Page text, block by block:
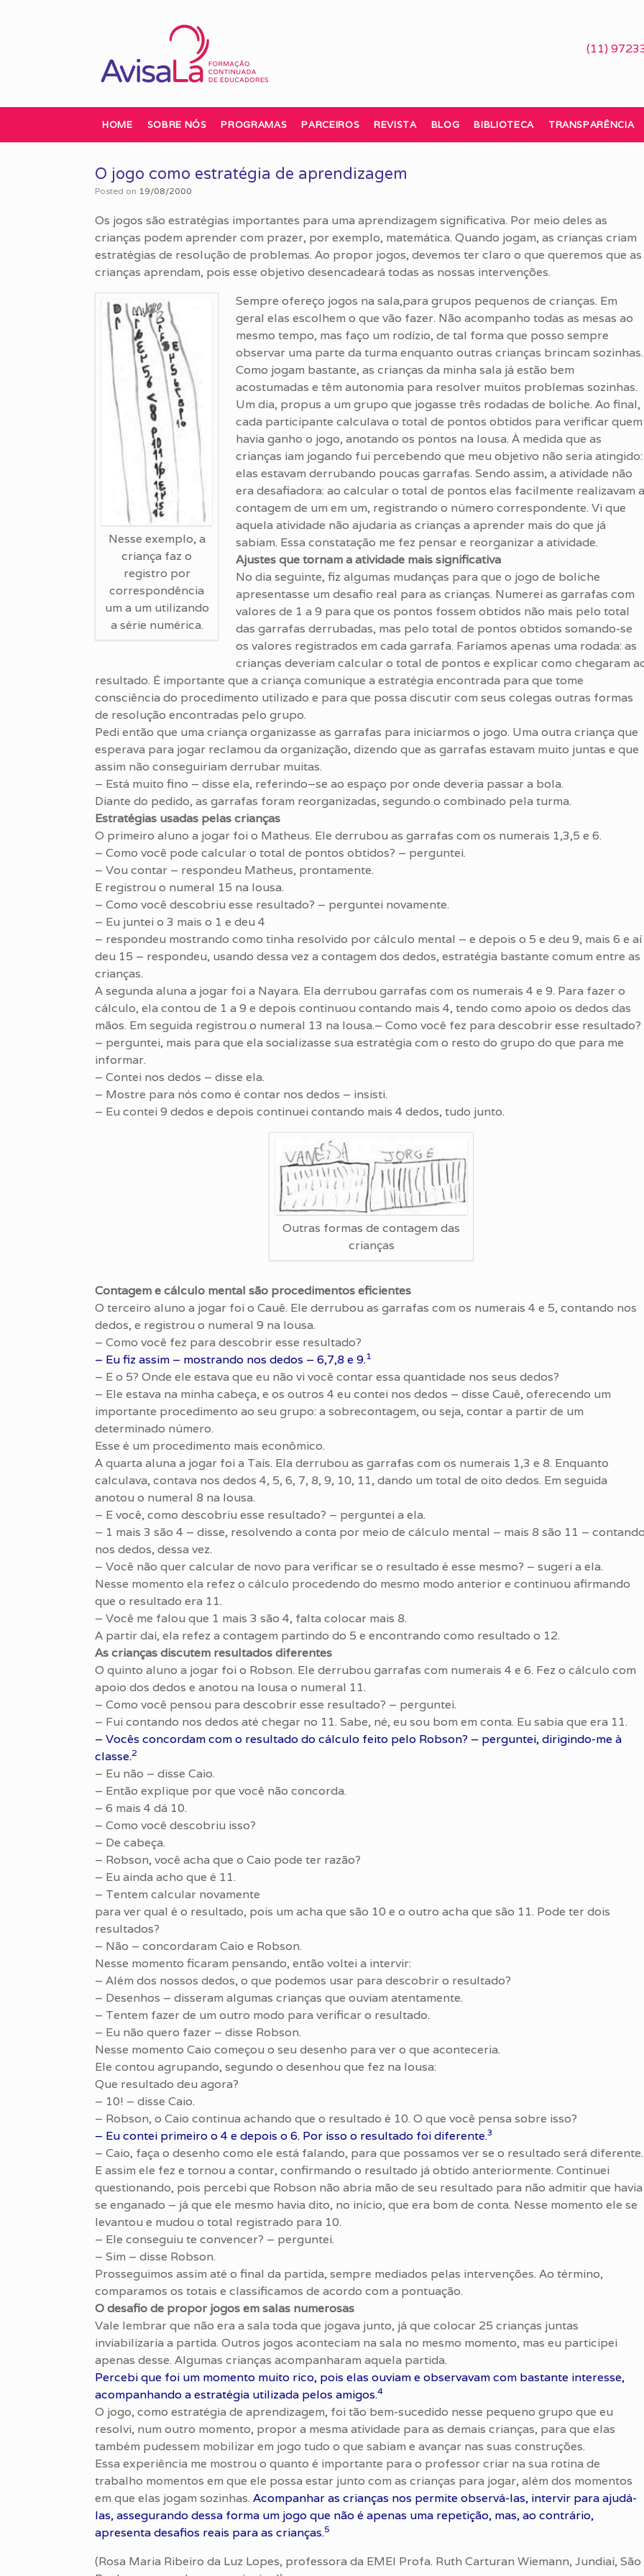
(11)
HOME SOBRE NÓS PROGRAMAS PARCEIROS REVISTA BLOG BIBLIOTECA TRANSPARÊNCIA
O jogo como estratégia de aprendizagem
Posted on 19/08/2000
Os jogos são estratégias importantes para uma aprendizagem significativa. Por meio deles as
crianças podem aprender com prazer, por exemplo, matemática. Quando jogam, as crianças criam
estratégias de resolução de problemas. Ao propor jogos, devemos ter claro o que queremos que as
crianças aprendam, pois esse objetivo desencadeará todas as nossas intervenções.
Nesse exemplo, a
criança faz o
registro por
correspondência
um a um utilizando
a série numérica.
Sempre ofereço jogos na sala,para grupos pequenos de crianças. Em
geral elas escolhem o que vão fazer. Não acompanho todas as mesas ao
mesmo tempo, mas faço um rodízio, de tal forma que posso sempre
observar uma parte da turma enquanto outras crianças brincam sozinhas.
Como jogam bastante, as crianças da minha sala já estão bem
acostumadas e têm autonomia para resolver muitos problemas sozinhas.
Um dia, propus a um grupo que jogasse três rodadas de boliche. Ao final,
cada participante calculava o total de pontos obtidos para verificar quem
havia ganho o jogo, anotando os pontos na lousa. À medida que as
crianças iam jogando fui percebendo que meu objetivo não seria atingido:
elas estavam derrubando poucas garrafas. Sendo assim, a atividade não
era desafiadora: ao calcular o total de pontos elas facilmente realizavam a
contagem de um em um, registrando o número correspondente. Vi que
aquela atividade não ajudaria as crianças a aprender mais do que já
sabiam. Essa constatação me fez pensar e reorganizar a atividade.
Ajustes que tornam a atividade mais significativa
No dia seguinte, fiz algumas mudanças para que o jogo de boliche
apresentasse um desafio real para as crianças. Numerei as garrafas com
valores de 1 a 9 para que os pontos fossem obtidos não mais pelo total
das garrafas derrubadas, mas pelo total de pontos obtidos somando-se
os valores registrados em cada garrafa. Faríamos apenas uma rodada: as
crianças deveriam calcular o total de pontos e explicar como chegaram
resultado. É importante que a criança comunique a estratégia encontrada para que tome
consciência do procedimento utilizado e para que possa discutir com seus colegas outras formas
de resolução encontradas pelo grupo.
Pedi então que uma criança organizasse as garrafas para iniciarmos o jogo. Uma outra criança que
esperava para jogar reclamou da organização, dizendo que as garrafas estavam muito juntas e que
assim não conseguiriam derrubar muitas.
– Está muito fino – disse ela, referindo–se ao espaço por onde deveria passar a bola.
Diante do pedido, as garrafas foram reorganizadas, segundo o combinado pela turma.
Estratégias usadas pelas crianças
O primeiro aluno a jogar foi o Matheus. Ele derrubou as garrafas com os numerais 1,3,5 e 6.
– Como você pode calcular o total de pontos obtidos? – perguntei.
– Vou contar – respondeu Matheus, prontamente.
E registrou o numeral 15 na lousa.
– Como você descobriu esse resultado? – perguntei novamente.
– Eu juntei o 3 mais o 1 e deu 4
– respondeu mostrando como tinha resolvido por cálculo mental – e depois o 5 e deu 9, mais 6 e aí
deu 15 – respondeu, usando dessa vez a contagem dos dedos, estratégia bastante comum entre as
crianças.
A segunda aluna a jogar foi a Nayara. Ela derrubou garrafas com os numerais 4 e 9. Para fazer o
cálculo, ela contou de 1 a 9 e depois continuou contando mais 4, tendo como apoio os dedos das
mãos. Em seguida registrou o numeral 13 na lousa.– Como você fez para descobrir esse resultado?
– perguntei, mais para que ela socializasse sua estratégia com o resto do grupo do que para me
informar.
– Contei nos dedos – disse ela.
– Mostre para nós como é contar nos dedos – insisti.
– Eu contei 9 dedos e depois continuei contando mais 4 dedos, tudo junto.
Outras formas de contagem das
crianças
Contagem e cálculo mental são procedimentos eficientes
O terceiro aluno a jogar foi o Cauê. Ele derrubou as garrafas com os numerais 4 e 5, contando nos
dedos, e registrou o numeral 9 na lousa.
– Como você fez para descobrir esse resultado?
– Eu fiz assim – mostrando nos dedos – 6,7,8 e 9.1
– E o 5? Onde ele estava que eu não vi você contar essa quantidade nos seus dedos?
– Ele estava na minha cabeça, e os outros 4 eu contei nos dedos – disse Cauê, oferecendo um
importante procedimento ao seu grupo: a sobrecontagem, ou seja, contar a partir de um
determinado número.
Esse é um procedimento mais econômico.
A quarta aluna a jogar foi a Taís. Ela derrubou as garrafas com os numerais 1,3 e 8. Enquanto
calculava, contava nos dedos 4, 5, 6, 7, 8, 9, 10, 11, dando um total de oito dedos. Em seguida
anotou o numeral 8 na lousa.
– E você, como descobriu esse resultado? – perguntei a ela.
– 1 mais 3 são 4 – disse, resolvendo a conta por meio de cálculo mental – mais 8 são 11 –
nos dedos, dessa vez.
– Você não quer calcular de novo para verificar se o resultado é esse mesmo? – sugeri a ela.
Nesse momento ela refez o cálculo procedendo do mesmo modo anterior e continuou afirmando
que o resultado era 11.
– Você me falou que 1 mais 3 são 4, falta colocar mais 8.
A partir daí, ela refez a contagem partindo do 5 e encontrando como resultado o 12.
As crianças discutem resultados diferentes
O quinto aluno a jogar foi o Robson. Ele derrubou garrafas com numerais 4 e 6. Fez o cálculo com
apoio dos dedos e anotou na lousa o numeral 11.
– Como você pensou para descobrir esse resultado? – perguntei.
– Fui contando nos dedos até chegar no 11. Sabe, né, eu sou bom em conta. Eu sabia que era 11.
– Vocês concordam com o resultado do cálculo feito pelo Robson? – perguntei, dirigindo-me à
classe.2
– Eu não – disse Caio.
– Então explique por que você não concorda.
– 6 mais 4 dá 10.
– Como você descobriu isso?
– De cabeça.
– Robson, você acha que o Caio pode ter razão?
– Eu ainda acho que é 11.
– Tentem calcular novamente
para ver qual é o resultado, pois um acha que são 10 e o outro acha que são 11. Pode ter dois
resultados?
– Não – concordaram Caio e Robson.
Nesse momento ficaram pensando, então voltei a intervir:
– Além dos nossos dedos, o que podemos usar para descobrir o resultado?
– Desenhos – disseram algumas crianças que ouviam atentamente.
– Tentem fazer de um outro modo para verificar o resultado.
– Eu não quero fazer – disse Robson.
Nesse momento Caio começou o seu desenho para ver o que aconteceria.
Ele contou agrupando, segundo o desenhou que fez na lousa:
Que resultado deu agora?
– 10! – disse Caio.
– Robson, o Caio continua achando que o resultado é 10. O que você pensa sobre isso?
– Eu contei primeiro o 4 e depois o 6. Por isso o resultado foi diferente.3
– Caio, faça o desenho como ele está falando, para que possamos ver se o resultado será diferente.
E assim ele fez e tornou a contar, confirmando o resultado já obtido anteriormente. Continuei
questionando, pois percebi que Robson não abria mão de seu resultado para não admitir que havia
se enganado – já que ele mesmo havia dito, no início, que era bom de conta. Nesse momento ele se
levantou e mudou o total registrado para 10.
– Ele conseguiu te convencer? – perguntei.
– Sim – disse Robson.
Prosseguimos assim até o final da partida, sempre mediados pelas intervenções. Ao término,
comparamos os totais e classificamos de acordo com a pontuação.
O desafio de propor jogos em salas numerosas
Vale lembrar que não era a sala toda que jogava junto, já que colocar 25 crianças juntas
inviabilizaria a partida. Outros jogos aconteciam na sala no mesmo momento, mas eu participei
apenas desse. Algumas crianças acompanharam aquela partida.
Percebi que foi um momento muito rico, pois elas ouviam e observavam com bastante interesse,
acompanhando a estratégia utilizada pelos amigos.4
O jogo, como estratégia de aprendizagem, foi tão bem-sucedido nesse pequeno grupo que eu
resolvi, num outro momento, propor a mesma atividade para as demais crianças, para que elas
também pudessem mobilizar em jogo tudo o que sabiam e avançar nas suas construções.
Essa experiência me mostrou o quanto é importante para o professor criar na sua rotina de
trabalho momentos em que ele possa estar junto com as crianças para jogar, além dos momentos
em que elas jogam sozinhas. Acompanhar as crianças nos permite observá-las, intervir para ajudá-
las, assegurando dessa forma um jogo que não é apenas uma repetição, mas, ao contrário,
apresenta desafios reais para as crianças.5
(Rosa Maria Ribeiro da Luz Lopes, professora da EMEI Profa. Ruth Carturan Wiemann, Jundiaí, São